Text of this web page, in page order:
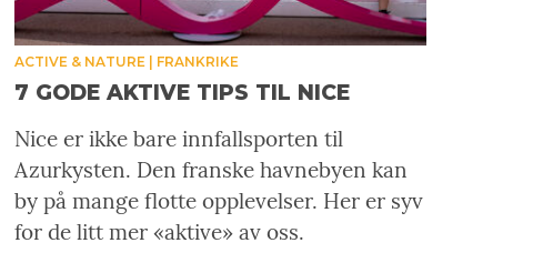
ACTIVE & NATURE FRANKRIKE
7 GODE AKTIVE TIPS TIL NICE
Nice er ikke bare innfallsporten til
Azurkysten. Den franske havnebyen kan
by på mange flotte opplevelser. Her er syv
for de litt mer «aktive» av oss.